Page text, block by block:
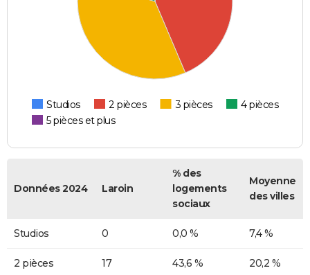
Studios 2 pièces 3 pièces
4 pièces
5 pièces et plus
Données 2024 Laroin
% des
logements
sociaux
Moyenne
des villes
Studios 0 0,0 % 7,4 %
2 pièces 17 43,6 % 20,2 %